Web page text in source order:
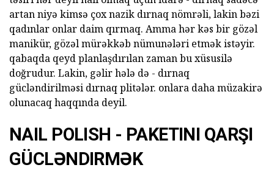
artan niyə kimsə çox nazik dırnaq nömrəli, lakin bəzi
qadınlar onlar daim qırmaq. Amma hər kəs bir gözəl
manikür, gözəl mürəkkəb nümunələri etmək istəyir.
qabaqda qeyd planlaşdırılan zaman bu xüsusilə
doğrudur. Lakin, gəlir hələ də - dırnaq
gücləndirilməsi dırnaq plitələr. onlara daha müzakirə
olunacaq haqqında deyil.
NAIL POLISH - PAKETINI QARŞI
GÜCLƏNDIRMƏK